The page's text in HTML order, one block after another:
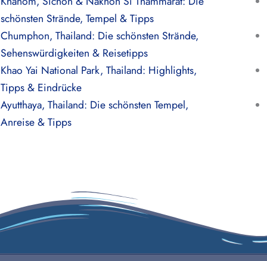
schönsten Strände, Tempel & Tipps
Chumphon, Thailand: Die schönsten Strände,
Sehenswürdigkeiten & Reisetipps
Khao Yai National Park, Thailand: Highlights,
Tipps & Eindrücke
Ayutthaya, Thailand: Die schönsten Tempel,
Anreise & Tipps